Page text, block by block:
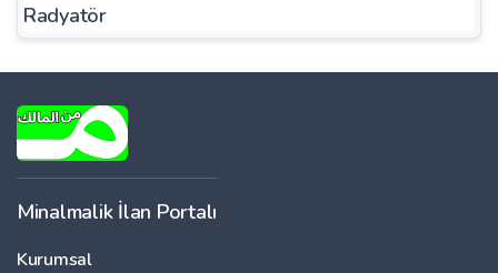
Radyatör
Minalmalik İlan Portalı
Kurumsal